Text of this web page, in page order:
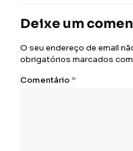
Deixe um
O seu endereço de email
obrigatórios marcados com
Comentário*